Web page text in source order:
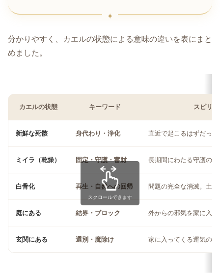
分かりやすく、カエルの状態による意味の違いを表にまと
めました。
カエルの状態 キーワード スピリ
新鮮な死骸 身代わり・浄化 直近で起こるはずだっ
ミイラ（乾燥） 固定・守護・蓄財 長期間にわたる守護の
白骨化 再生・自然への回帰 問題の完全な消滅。土
庭にある 結界・ブロック 外からの邪気を家に入
玄関にある 選別・魔除け 家に入ってくる運気の
スクロールできます